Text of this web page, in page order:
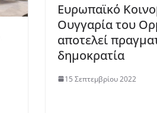
Ευρωπαϊκό
Ουγγαρία του
αποτελεί
δημοκρατία
15 Σεπτεμβρίου 2022